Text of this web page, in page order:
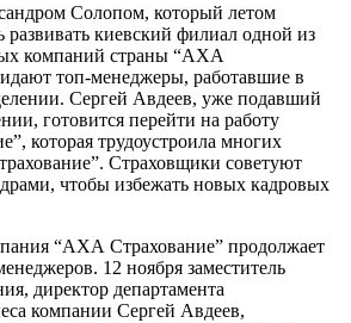
Солопом, который летом
развивать киевский филиал одной из
компаний страны “АХА
топ-менеджеры, работавшие в
Сергей Авдеев, уже подавший
готовится перейти на работу
которая трудоустроила многих
Страховщики советуют
чтобы избежать новых кадровых
“АХА Cтрахование” продолжает
12 ноября заместитель
директор департамента
компании Сергей Авдеев,